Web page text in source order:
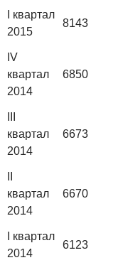
I квартал
2015
8143
IV
квартал
2014
6850
квартал
2014
6673
квартал
2014
6670
I квартал
2014
6123